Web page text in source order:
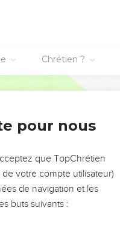
Chrétien ?
pour nous
que TopChrétien
votre compte utilisateur)
de navigation et les
buts suivants :